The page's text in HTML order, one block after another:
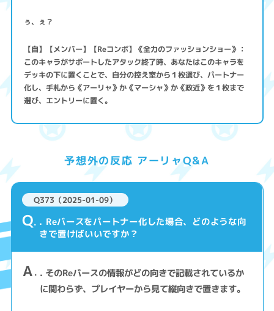
ぅ、ぇ？
【自】【メンバー】【Reコンボ】《全力のファッションショー》：
このキャラがサポートしたアタック終了時、あなたはこのキャラを
デッキの下に置くことで、自分の控え室から１枚選び、パートナー
化し、手札から《アーリャ》か《マーシャ》か《政近》を１枚まで
選び、エントリーに置く。
予想外の反応 アーリャQ&A
Q373（2025-01-09）
Q . Reバースをパートナー化した場合、どのような向
きで置けばいいですか？
A . そのReバースの情報がどの向きで記載されているか
に関わらず、プレイヤーから見て縦向きで置きます。